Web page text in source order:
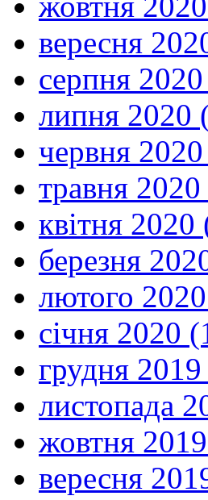
вересня
серпня
липня 2020
червня
травня
квітня 2020
березня
лютого
січня 2020
грудня
листопада
жовтня
вересня